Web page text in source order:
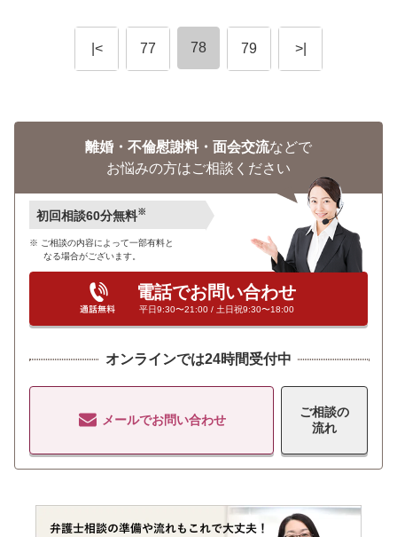
|< 77 78 79 >|
離婚・不倫慰謝料・面会交流などで
お悩みの方はご相談ください
初回相談60分無料※
ご相談の内容によって一部有料と
なる場合がございます。
電話でお問い合わせ
平日9:30〜21:00 / 土日祝9:30〜18:00
オンラインでは24時間受付中
メールでお問い合わせ
ご相談の
流れ